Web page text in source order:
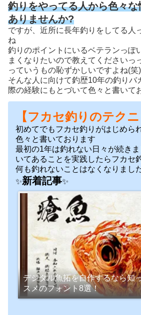
釣りをやってる人から色々
ありませんか?
ですが、近所に長年釣りをしてる人
ね
釣りのポイントにいるベテランっぽ
まくなりたいので教えてくださいっ
っていうもの恥ずかしいですよね(笑)
そんな人に向けて釣歴10年の釣りバ
際の経験にもとづいて色々と書いて
【フカセ釣りのテクニ
初めてでもフカセ釣りがはじめら
色々と書いております
最初の1年は釣れない日々が続き
いてあることを実践したらフカセ
何も釣れないことはなくなりまし
✨新着記事✨
デジタル魚拓を自作するなら知
スメのフォント8選！